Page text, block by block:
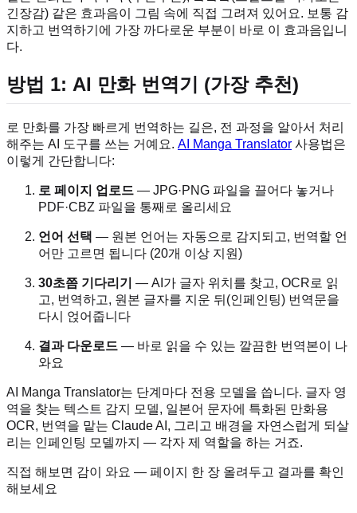
긴장감) 같은 효과음이 그림 속에 직접 그려져 있어요. 보통 감
지하고 번역하기에 가장 까다로운 부분이 바로 이 효과음입니
다.
방법 1: AI 만화 번역기 (가장 추천)
로 만화를 가장 빠르게 번역하는 길은, 전 과정을 알아서 처리
해주는 AI 도구를 쓰는 거예요. AI Manga Translator 사용법은
이렇게 간단합니다:
로 페이지 업로드 — JPG·PNG 파일을 끌어다 놓거나
PDF·CBZ 파일을 통째로 올리세요
언어 선택 — 원본 언어는 자동으로 감지되고, 번역할 언
어만 고르면 됩니다 (20개 이상 지원)
30초쯤 기다리기 — AI가 글자 위치를 찾고, OCR로 읽
고, 번역하고, 원본 글자를 지운 뒤(인페인팅) 번역문을
다시 얹어줍니다
결과 다운로드 — 바로 읽을 수 있는 깔끔한 번역본이 나
와요
AI Manga Translator는 단계마다 전용 모델을 씁니다. 글자 영
역을 찾는 텍스트 감지 모델, 일본어 문자에 특화된 만화용
OCR, 번역을 맡는 Claude AI, 그리고 배경을 자연스럽게 되살
리는 인페인팅 모델까지 — 각자 제 역할을 하는 거죠.
직접 해보면 감이 와요 — 페이지 한 장 올려두고 결과를 확인
해보세요